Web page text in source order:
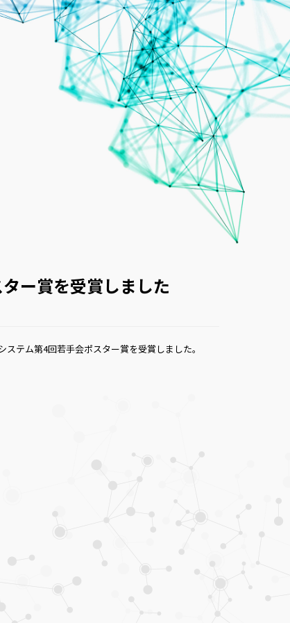
ー賞を受賞しました
テム第4回若手会ポスター賞を受賞しました。